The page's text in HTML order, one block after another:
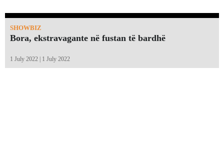
SHOWBIZ
Bora, ekstravagante në fustan të bardhë
1 July 2022 | 1 July 2022